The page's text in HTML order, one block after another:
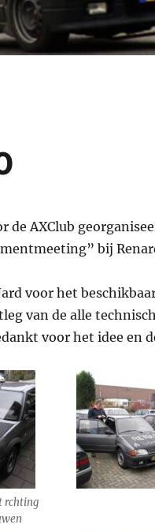
de AXClub
bij
voor het
van de alle
voor het idee en
rchting